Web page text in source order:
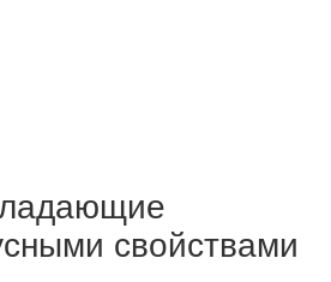
свойствами